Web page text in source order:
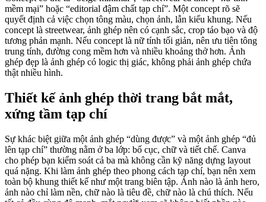
mềm mại” hoặc “editorial đậm chất tạp chí”. Một concept rõ sẽ
quyết định cả việc chọn tông màu, chọn ảnh, lẫn kiểu khung. Nếu
concept là streetwear, ảnh ghép nên có cạnh sắc, crop táo bạo và độ
tương phản mạnh. Nếu concept là nữ tính tối giản, nên ưu tiên tông
trung tính, đường cong mềm hơn và nhiều khoảng thở hơn. Ảnh
ghép đẹp là ảnh ghép có logic thị giác, không phải ảnh ghép chứa
thật nhiều hình.
Thiết kế ảnh ghép thời trang bắt mắt,
xứng tầm tạp chí
Sự khác biệt giữa một ảnh ghép “dùng được” và một ảnh ghép “đủ
lên tạp chí” thường nằm ở ba lớp: bố cục, chữ và tiết chế. Canva
cho phép bạn kiểm soát cả ba mà không cần kỹ năng dựng layout
quá nặng. Khi làm ảnh ghép theo phong cách tạp chí, bạn nên xem
toàn bộ khung thiết kế như một trang biên tập. Ảnh nào là ảnh hero,
ảnh nào chỉ làm nền, chữ nào là tiêu đề, chữ nào là chú thích. Nếu